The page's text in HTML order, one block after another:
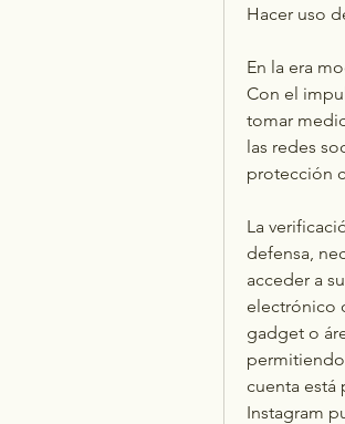
Hacer uso
En la era
Con el
tomar
las redes
protección
La
defensa,
acceder a
electrónico
gadget o
permitiendo
cuenta está
Instagram